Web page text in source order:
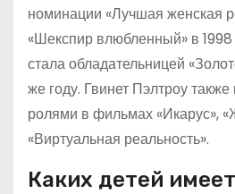
номинации «Лучшая женская
«Шекспир влюбленный» в 1998
стала обладательницей
же году. Гвинет Пэлтроу
ролями в фильмах «Икарус»,
«Виртуальная реальность».
Каких детей